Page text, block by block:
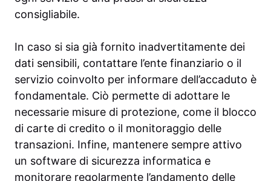
consigliabile.
In caso si sia già fornito inadvertitamente dei
dati sensibili, contattare l’ente finanziario o il
servizio coinvolto per informare dell’accaduto è
fondamentale. Ciò permette di adottare le
necessarie misure di protezione, come il blocco
di carte di credito o il monitoraggio delle
transazioni. Infine, mantenere sempre attivo
un software di sicurezza informatica e
monitorare regolarmente l’andamento delle